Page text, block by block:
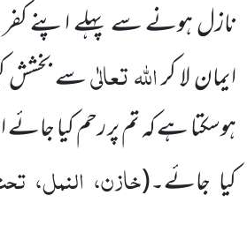
نازل ہونے سے پہلے اپنے
ایمان لا کراللہ تعالٰیسے بخشش
ہوسکتا ہے کہ تم پر رحم کیا
کیا جائے۔(خازن، النمل،